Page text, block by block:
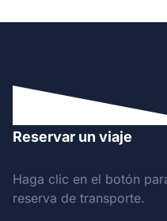
Reservar un viaje
Haga clic en el botón
reserva de transporte.